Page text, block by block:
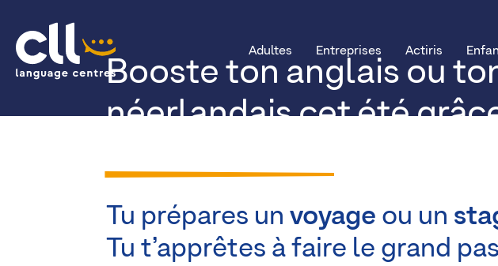
CLL
Adultes Entreprises Actiris
Booste ton anglais ou
néerlandais cet été
Tu prépares unvoyage ou un
Tu t’apprêtes à faire le grand